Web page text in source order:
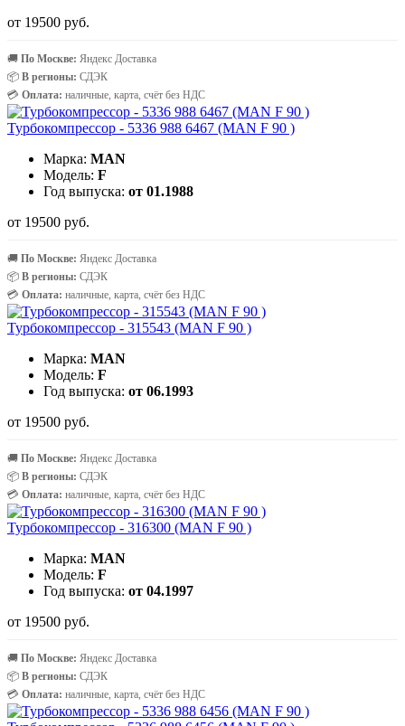
от 19500 руб.
🚚 По Москве: Яндекс Доставка
📦 В регионы: СДЭК
💳 Оплата: наличные, карта, счёт без НДС
Турбокомпрессор - 5336 988 6467 (MAN F 90 )
Марка: MAN
Модель: F
Год выпуска: от 01.1988
от 19500 руб.
🚚 По Москве: Яндекс Доставка
📦 В регионы: СДЭК
💳 Оплата: наличные, карта, счёт без НДС
Турбокомпрессор - 315543 (MAN F 90 )
Марка: MAN
Модель: F
Год выпуска: от 06.1993
от 19500 руб.
🚚 По Москве: Яндекс Доставка
📦 В регионы: СДЭК
💳 Оплата: наличные, карта, счёт без НДС
Турбокомпрессор - 316300 (MAN F 90 )
Марка: MAN
Модель: F
Год выпуска: от 04.1997
от 19500 руб.
🚚 По Москве: Яндекс Доставка
📦 В регионы: СДЭК
💳 Оплата: наличные, карта, счёт без НДС